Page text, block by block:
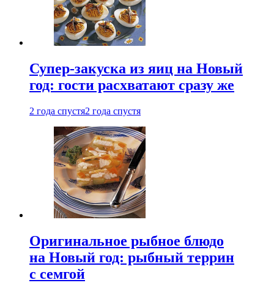
Супер-закуска из яиц на Новый
год: гости расхватают сразу же
2 года спустя2 года спустя
Оригинальное рыбное блюдо
на Новый год: рыбный террин
с семгой